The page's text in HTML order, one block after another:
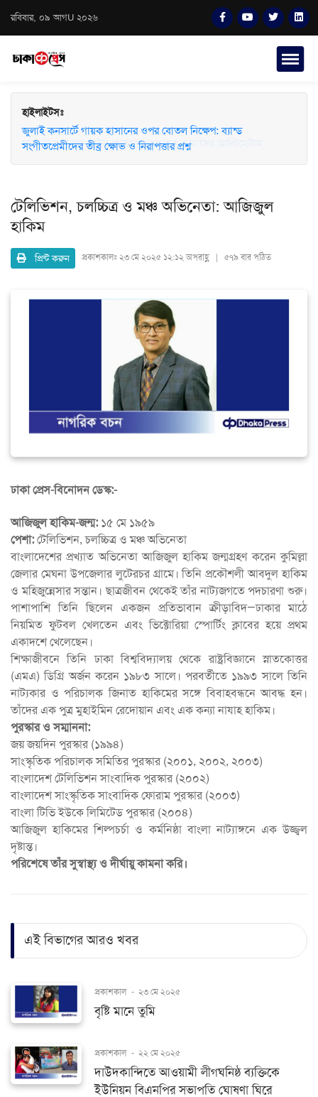
রবিবার, ০৯ আগU ২০২৬
হাইলাইটসঃ
জুলাই কনসার্টে গায়ক হাসানের ওপর বোতল নিক্ষেপ: ব্যান্ড
সংগীতপ্রেমীদের তীব্র ক্ষোভ ও নিরাপত্তার প্রশ্ন
টেলিভিশন, চলচ্চিত্র ও মঞ্চ অভিনেতা: আজিজুল
হাকিম
প্রিন্ট করুন প্রকাশকালঃ ২৩ মে ২০২৫ ১২:১২ অপরাহ্ণ | ৫৭৯ বার পঠিত
ঢাকা প্রেস-বিনোদন ডেস্ক:-
আজিজুল হাকিম-জন্ম: ১৫ মে ১৯৫৯
পেশা: টেলিভিশন, চলচ্চিত্র ও মঞ্চ অভিনেতা
বাংলাদেশের প্রখ্যাত অভিনেতা আজিজুল হাকিম জন্মগ্রহণ করেন কুমিল্লা
জেলার মেঘনা উপজেলার লুটেরচর গ্রামে। তিনি প্রকৌশলী আবদুল হাকিম
ও মহিজুন্নেসার সন্তান। ছাত্রজীবন থেকেই তাঁর নাট্যজগতে পদচারণা শুরু।
পাশাপাশি তিনি ছিলেন একজন প্রতিভাবান ক্রীড়াবিদ—ঢাকার মাঠে
নিয়মিত ফুটবল খেলতেন এবং ভিক্টোরিয়া স্পোর্টিং ক্লাবের হয়ে প্রথম
একাদশে খেলেছেন।
শিক্ষাজীবনে তিনি ঢাকা বিশ্ববিদ্যালয় থেকে রাষ্ট্রবিজ্ঞানে স্নাতকোত্তর
(এমএ) ডিগ্রি অর্জন করেন ১৯৮৩ সালে। পরবর্তীতে ১৯৯৩ সালে তিনি
নাট্যকার ও পরিচালক জিনাত হাকিমের সঙ্গে বিবাহবন্ধনে আবদ্ধ হন।
তাঁদের এক পুত্র মুহাইমিন রেদোয়ান এবং এক কন্যা নাযাহ হাকিম।
পুরস্কার ও সম্মাননা:
জয় জয়দিন পুরস্কার (১৯৯৪)
সাংস্কৃতিক পরিচালক সমিতির পুরস্কার (২০০১, ২০০২, ২০০৩)
বাংলাদেশ টেলিভিশন সাংবাদিক পুরস্কার (২০০২)
বাংলাদেশ সাংস্কৃতিক সাংবাদিক ফোরাম পুরস্কার (২০০৩)
বাংলা টিভি ইউকে লিমিটেড পুরস্কার (২০০৪)
আজিজুল হাকিমের শিল্পচর্চা ও কর্মনিষ্ঠা বাংলা নাট্যাঙ্গনে এক উজ্জ্বল
দৃষ্টান্ত।
পরিশেষে তাঁর সুস্বাস্থ্য ও দীর্ঘায়ু কামনা করি।
এই বিভাগের আরও খবর
প্রকাশকাল - ২৩ মে ২০২৫
বৃষ্টি মানে তুমি
প্রকাশকাল - ২২ মে ২০২৫
দাউদকান্দিতে আওয়ামী লীগঘনিষ্ঠ ব্যক্তিকে
ইউনিয়ন বিএনপির সভাপতি ঘোষণা ঘিরে